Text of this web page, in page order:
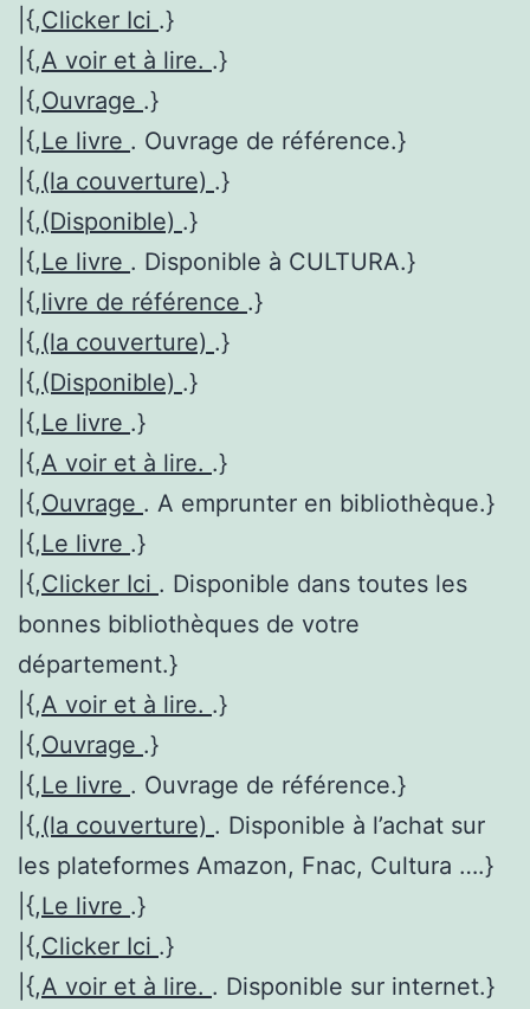
|{,Clicker Ici .}
|{,A voir et à lire. .}
|{,Ouvrage .}
|{,Le livre . Ouvrage de référence.}
|{,(la couverture) .}
|{,(Disponible) .}
|{,Le livre . Disponible à CULTURA.}
|{,livre de référence .}
|{,(la couverture) .}
|{,(Disponible) .}
|{,Le livre .}
|{,A voir et à lire. .}
|{,Ouvrage . A emprunter en bibliothèque.}
|{,Le livre .}
|{,Clicker Ici . Disponible dans toutes les
bonnes bibliothèques de votre
département.}
|{,A voir et à lire. .}
|{,Ouvrage .}
|{,Le livre . Ouvrage de référence.}
|{,(la couverture) . Disponible à l’achat sur
les plateformes Amazon, Fnac, Cultura ….}
|{,Le livre .}
|{,Clicker Ici .}
|{,A voir et à lire. . Disponible sur internet.}